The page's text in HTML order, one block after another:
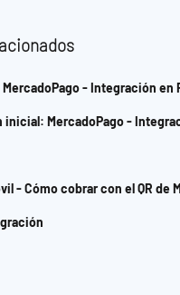
- Integración en
MercadoPago -
- Cómo cobrar con el QR de